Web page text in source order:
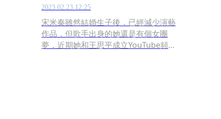
2023.02.23 12:25
宋米秦雖然結婚生子後，已經減少演藝
作品，但歌手出身的她還是有個女團
夢，近期她和王思平成立YouTube頻